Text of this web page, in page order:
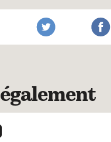
également